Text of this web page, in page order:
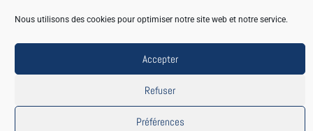
Nous utilisons des cookies pour optimiser notre site web et notre service.
Accepter
Refuser
Préférences
Powered byCom2mains